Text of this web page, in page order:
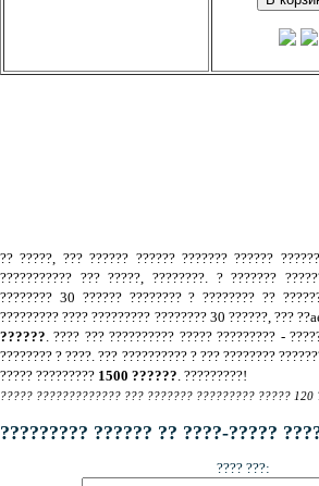
?? ?????, ??? ?????? ?????? ??????? ??????
??????????? ??? ?????, ????????. ? ???????
???????? 30 ?????? ???????? ? ???????? ??
????????? ???? ????????? ???????? 30 ??????, ???
??????. ???? ??? ?????????? ????? ????????? -
???????? ? ????. ??? ?????????? ? ??? ????????
????? ????????? 1500 ??????. ?????????!
????? ????????????? ??? ??????? ????????? ????? 120
????????? ?????? ?? ????-?????
???? ???: